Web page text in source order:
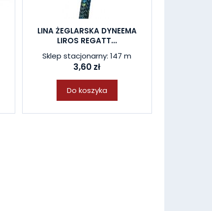
LINA ŻEGLARSKA DYNEEMA
LIROS REGATT...
Sklep stacjonarny: 147 m
3,60 zł
Do koszyka